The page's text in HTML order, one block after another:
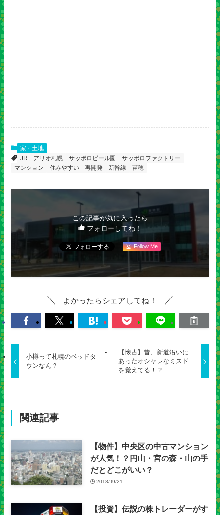
家・土地
JR
アリオ札幌 サッポロビール園
サッポロファクトリー
マンション
住みやすい 再開発 新幹線 苗穂
この記事が気に入ったら
フォローしてね！
Follow Me
よかったらシェアしてね！
小樽って札幌のベッドタ
ウンなん？
【懐古】昔、新道沿いに
あったオシャレなミスド
を覚えてる！？
関連記事
【物件】中央区の中古マンション
が人気！？円山・宮の森・山の手
だとどこがいい？
2018/09/21
【投資】伝説の株トレーダーがす